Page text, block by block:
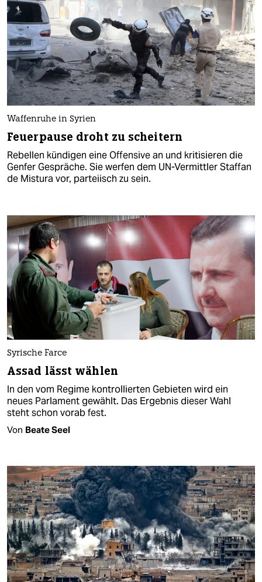
Waffenruhe in Syrien
Feuerpause droht zu scheitern
Rebellen kündigen eine Offensive an und kritisieren die
Genfer Gespräche. Sie werfen dem UN-Vermittler Staffan
de Mistura vor, parteiisch zu sein.
Syrische Farce
Assad lässt wählen
In den vom Regime kontrollierten Gebieten wird ein
neues Parlament gewählt. Das Ergebnis dieser Wahl
steht schon vorab fest.
Von Beate Seel